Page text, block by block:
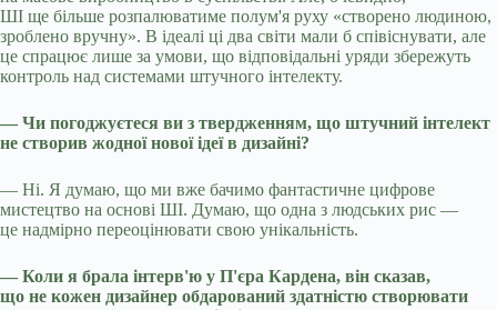
ШІ ще більше розпалюватиме полум'я руху «створено людиною,
зроблено вручну». В ідеалі ці два світи мали б співіснувати, але
це спрацює лише за умови, що відповідальні уряди збережуть
контроль над системами штучного інтелекту.
— Чи погоджуєтеся ви з твердженням, що штучний інтелект
не створив жодної нової ідеї в дизайні?
— Ні. Я думаю, що ми вже бачимо фантастичне цифрове
мистецтво на основі ШІ. Думаю, що одна з людських рис —
це надмірно переоцінювати свою унікальність.
— Коли я брала інтерв'ю у П'єра Кардена, він сказав,
що не кожен дизайнер обдарований здатністю створювати